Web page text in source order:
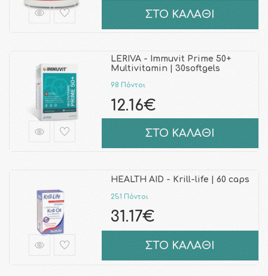
ΣΤΟ ΚΑΛΑΘΙ
LERIVA - Immuvit Prime 50+
Multivitamin | 30softgels
98 Πόντοι
12.16€
ΣΤΟ ΚΑΛΑΘΙ
HEALTH AID - Krill-life | 60 caps
251 Πόντοι
31.17€
ΣΤΟ ΚΑΛΑΘΙ